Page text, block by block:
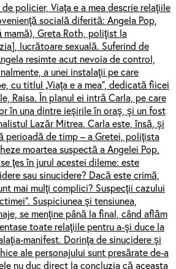
policier, Viaţa e a mea descrie relaţiile
socială diferită: Angela Pop,
Greta Roth, poliţist la
lucrătoare sexuală. Suferind de
resimte acut nevoia de control,
a unei instalaţii pe care
cu titlul „Viaţa e a mea”, dedicată fiicei
Raisa. În planul ei intră Carla, pe care
în una dintre ieşirile în oraş, şi un fost
Lazăr Mitrea. Carla este, însă, şi
perioadă de timp – a Gretei, poliţista
moartea suspectă a Angelei Pop.
ţes în jurul acestei dileme: este
sau sinucidere? Dacă este crimă,
mai mulţi complici? Suspecţii cazului
Suspiciunea şi tensiunea,
se menţine până la final, când aflăm
toate relaţiile pentru a-şi duce la
manifest. Dorinţa de sinucidere şi
ale personajului sunt presărate de-a
nu duc direct la concluzia că aceasta